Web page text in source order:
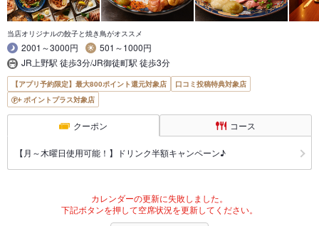
当店オリジナルの餃子と焼き鳥がオススメ
2001～3000円
501～1000円
JR上野駅 徒歩3分/JR御徒町駅 徒歩3分
【アプリ予約限定】最大800ポイント還元対象店
口コミ投稿特典対象店
ポイントプラス対象店
クーポン コース
【月～木曜日使用可能！】ドリンク半額キャンペーン♪
カレンダーの更新に失敗しました。
下記ボタンを押して空席状況を更新してください。